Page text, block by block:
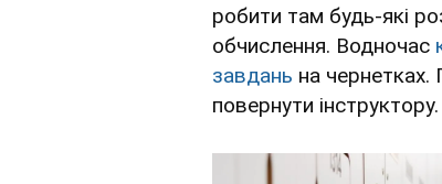
робити там будь-які
обчислення. Водночас
завдань на чернетках.
повернути інструктору.